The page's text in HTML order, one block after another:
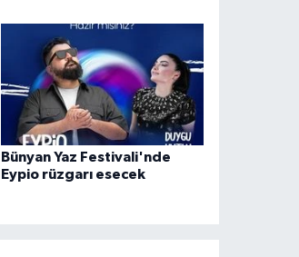
Bünyan Yaz Festivali'nde
Eypio rüzgarı esecek